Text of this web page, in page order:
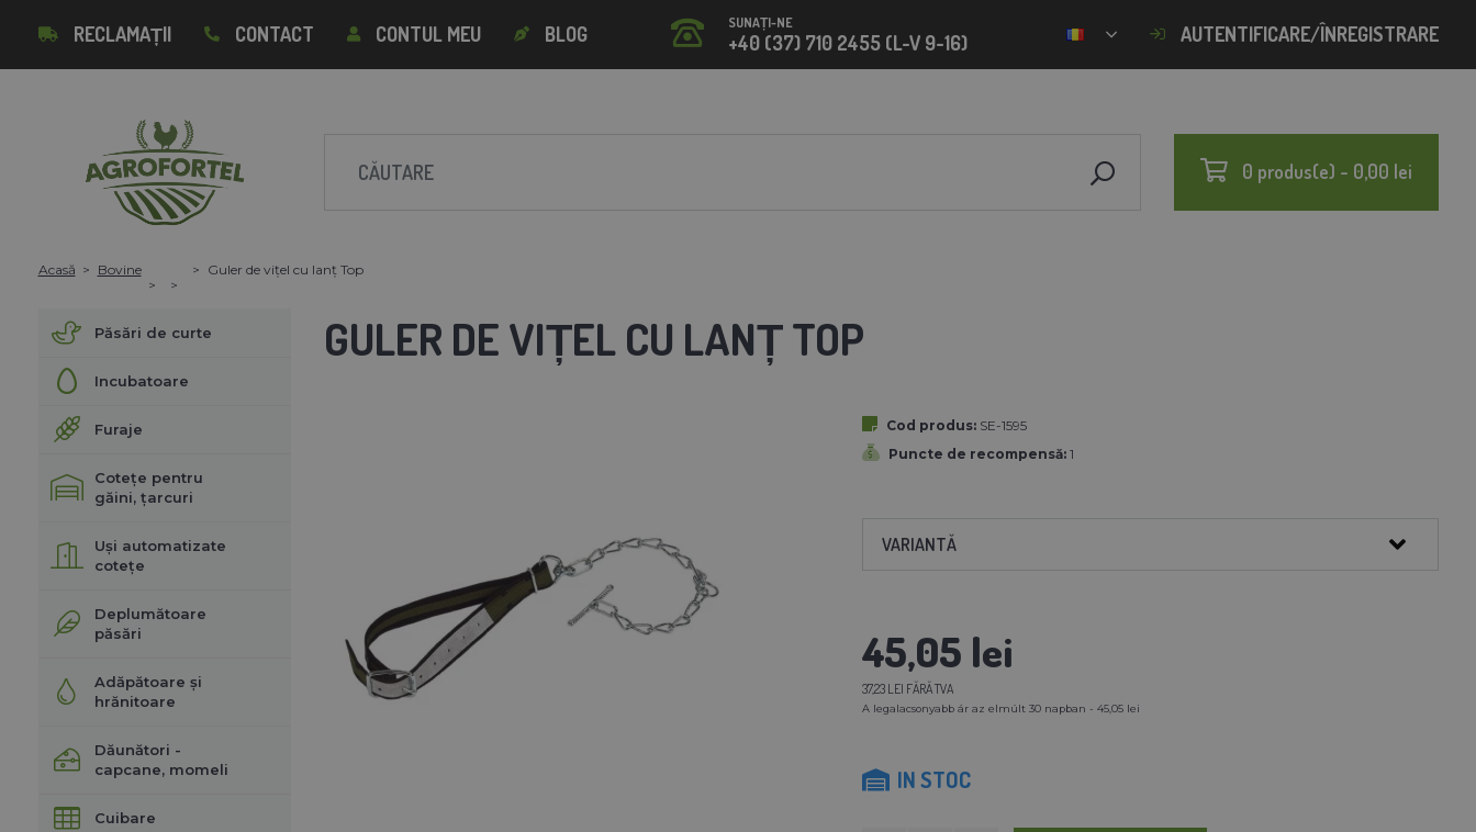
RECLAMAȚII CONTACT CONTUL MEU BLOG SUNAȚI-NE
+40 (37) 710 2455 (L-V 9-16) AUTENTIFICARE/ÎNREGISTRARE
0 produs(e) - 0,00 lei
Acasă Bovine Guler de vițel cu lanț Top
Păsări de curte
Incubatoare
Furaje
Cotețe pentru
găini, țarcuri
Uși automatizate
cotețe
Deplumătoare
păsări
Adăpătoare și
hrănitoare
Dăunători -
capcane, momeli
Cuibare
GULER DE VIȚEL CU LANȚ TOP
Cod produs: SE-1595
Puncte de recompensă: 1
VARIANTĂ
45,05 lei
37,23 LEI FĂRĂ TVA
A legalacsonyabb ár az elmúlt 30 napban - 45,05 lei
IN STOC